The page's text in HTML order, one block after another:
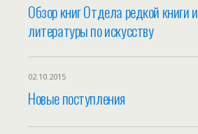
Обзор книг Отдела редкой книги и
литературы по искусству
02.10.2015
Новые поступления